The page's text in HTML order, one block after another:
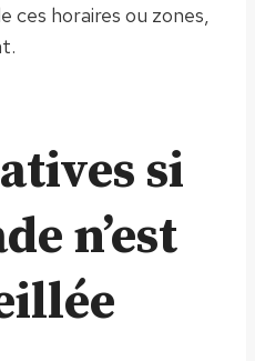
ces horaires ou zones,
si
n’est